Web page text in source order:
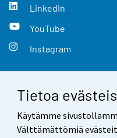
Tietoa
Käytämme
Välttämättömiä
LinkedIn
YouTube
Instagram
Yhteystiedot
Palaute